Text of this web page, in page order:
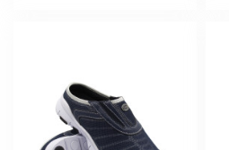
44,5 [UK 10.0]